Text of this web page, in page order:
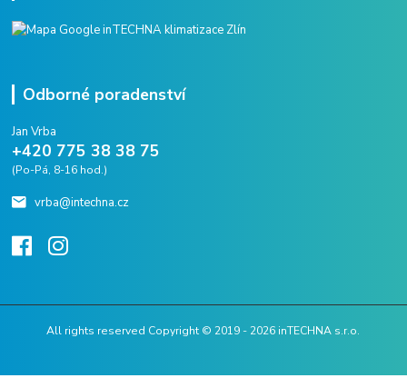
Odborné poradenství
Jan Vrba
+420 775 38 38 75
(Po-Pá, 8-16 hod.)
vrba@intechna.cz
All rights reserved Copyright © 2019 - 2026 inTECHNA s.r.o.